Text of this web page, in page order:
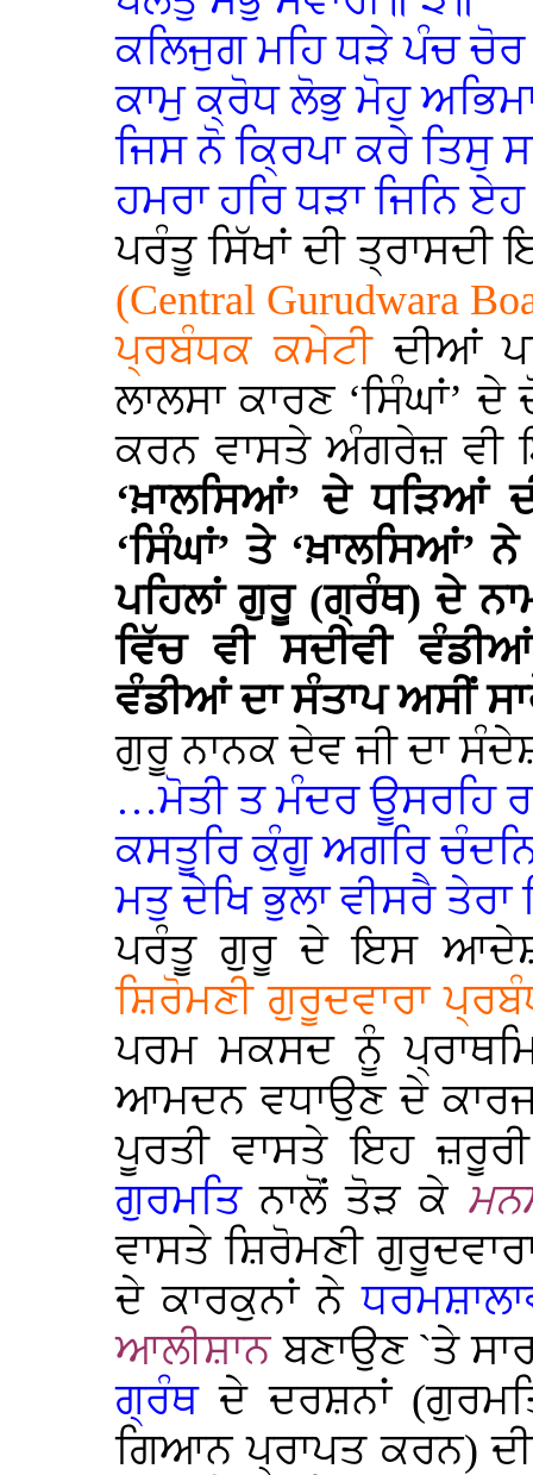
ਕਲਿਜੁਗ ਮਹਿ ਧੜੇ ਪੰਚ
ਕਾਮੁ ਕ੍ਰੋਧ ਲੋਭੁ ਮੋਹੁ
ਜਿਸ ਨੋ ਕ੍ਰਿਪਾ ਕਰੇ ਤਿਸੁ
ਹਮਰਾ ਹਰਿ ਧੜਾ ਜਿਨਿ
ਪਰੰਤੂ ਸਿੱਖਾਂ ਦੀ ਤ੍ਰਾਸਦੀ
(Central Gurudwara
ਪ੍ਰਬੰਧਕ ਕਮੇਟੀਦੀਆਂ
ਲਾਲਸਾ ਕਾਰਣ ‘ਸਿੰਘਾਂ’
ਕਰਨ ਵਾਸਤੇ ਅੰਗਰੇਜ਼
‘ਖ਼ਾਲਸਿਆਂ’ ਦੇ ਧੜਿਆਂ
‘ਸਿੰਘਾਂ’ ਤੇ ‘ਖ਼ਾਲਸਿਆਂ’
ਪਹਿਲਾਂ ਗੁਰੂ (ਗ੍ਰੰਥ) ਦੇ
ਵਿੱਚ ਵੀ ਸਦੀਵੀ
ਵੰਡੀਆਂ ਦਾ ਸੰਤਾਪ ਅਸੀਂ
ਗੁਰੂ ਨਾਨਕ ਦੇਵ ਜੀ ਦਾ
…ਮੋਤੀ ਤ ਮੰਦਰ ਊਸਰਹਿ
ਕਸਤੂਰਿ ਕੁੰਗੂ ਅਗਰਿ
ਮਤੁ ਦੇਖਿ ਭੁਲਾ ਵੀਸਰੈ
ਪਰੰਤੂ ਗੁਰੂ ਦੇ ਇਸ
ਸ਼ਿਰੋਮਣੀ ਗੁਰੂਦਵਾਰਾ
ਪਰਮ ਮਕਸਦ ਨੂੰ
ਆਮਦਨ ਵਧਾਉਣ ਦੇ
ਪੂਰਤੀ ਵਾਸਤੇ ਇਹ
ਗੁਰਮਤਿਨਾਲੋਂ ਤੋੜ ਕੇ
ਵਾਸਤੇ ਸ਼ਿਰੋਮਣੀ
ਦੇ ਕਾਰਕੁਨਾਂ ਨੇ
ਆਲੀਸ਼ਾਨਬਣਾਉਣ `ਤੇ
ਗ੍ਰੰਥਦੇ ਦਰਸ਼ਨਾਂ
ਗਿਆਨ ਪ੍ਰਾਪਤ ਕਰਨ)